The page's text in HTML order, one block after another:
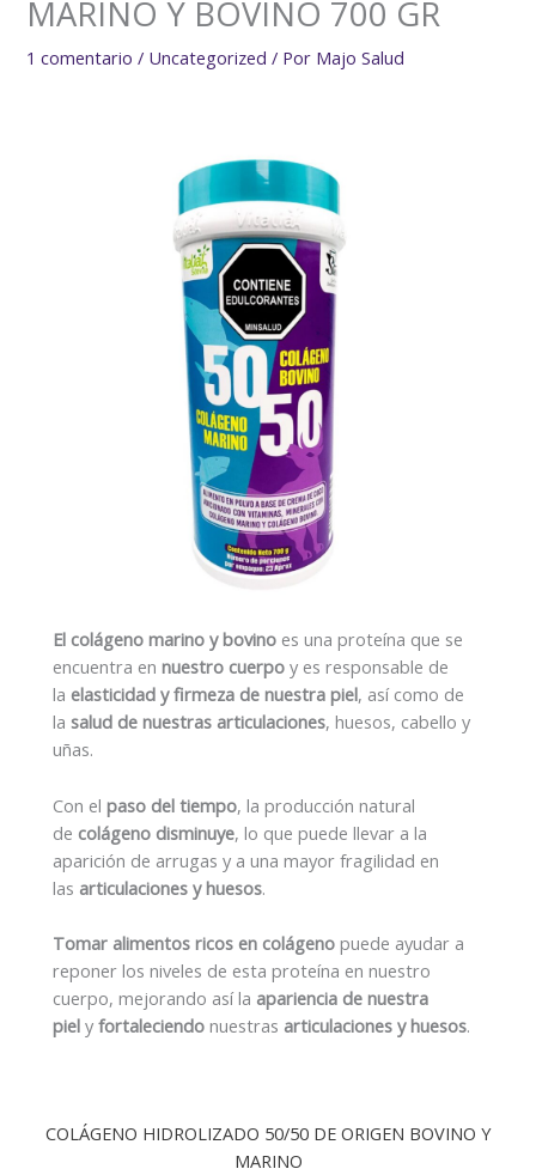
MARINO Y BOVINO 700 GR
1 comentario / Uncategorized / Por Majo Salud
El colágeno marino y bovino es una proteína que se
encuentra ennuestro cuerpo y es responsable de
la elasticidad y firmeza de nuestra piel, así como de
la salud de nuestras articulaciones, huesos, cabello y
uñas.
Con elpaso del tiempo, la producción natural
de colágeno disminuye, lo que puede llevar a la
aparición de arrugas y a una mayor fragilidad en
las articulaciones y huesos.
Tomar alimentos ricos en colágeno puede ayudar a
reponer los niveles de esta proteína en nuestro
cuerpo, mejorando así la apariencia de nuestra
piel yfortaleciendo nuestras articulaciones y huesos.
COLÁGENO HIDROLIZADO 50/50 DE ORIGEN BOVINO Y
MARINO